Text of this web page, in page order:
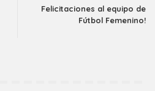
Felicitaciones al equipo de
Fútbol Femenino!